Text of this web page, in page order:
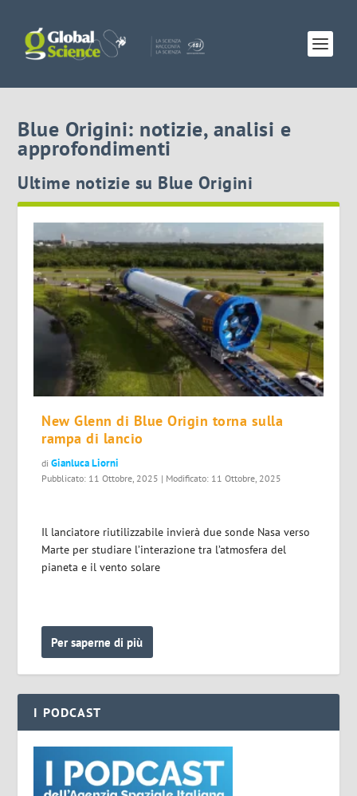
Blue Origini: notizie, analisi e
approfondimenti
Ultime notizie su Blue Origini
New Glenn di Blue Origin torna sulla
rampa di lancio
diGianluca Liorni
Pubblicato: 11 Ottobre, 2025 | Modificato: 11 Ottobre, 2025
Il lanciatore riutilizzabile invierà due sonde Nasa verso
Marte per studiare l’interazione tra l’atmosfera del
pianeta e il vento solare
Per saperne di più
I PODCAST